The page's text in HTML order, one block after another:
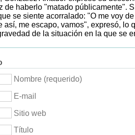
de haberlo "matado públicamente".
se siente acorralado: "O me voy
así, me escapo, vamos", expresó, lo
de la situación en la que se
Nombre (requerido)
E-mail
Sitio web
Título